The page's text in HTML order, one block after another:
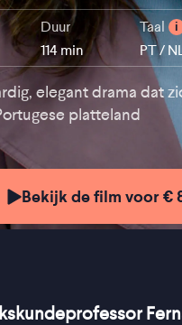
Duur
114 min
Taal i
PT / NL
elegant drama dat
platteland
Bekijk de film voor €